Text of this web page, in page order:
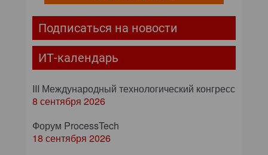
Подписаться на новости
ИТ-календарь
III Международный технологический конгресс
8 сентября 2026
Форум ProcessTech
18 сентября 2026